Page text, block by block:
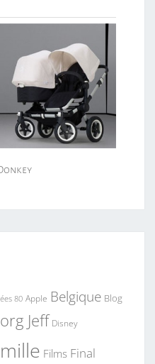
80 Apple Belgique Blog
Jeff Disney
Films Final